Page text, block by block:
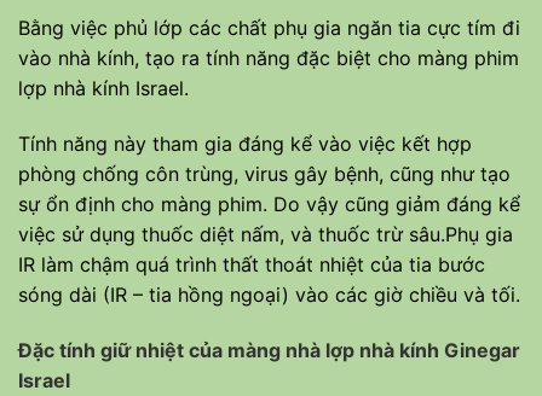
Bằng việc phủ lớp các chất phụ gia ngăn tia cực tím đi
vào nhà kính, tạo ra tính năng đặc biệt cho màng phim
lợp nhà kính Israel.
Tính năng này tham gia đáng kể vào việc kết hợp
phòng chống côn trùng, virus gây bệnh, cũng như tạo
sự ổn định cho màng phim. Do vậy cũng giảm đáng kể
việc sử dụng thuốc diệt nấm, và thuốc trừ sâu.Phụ gia
IR làm chậm quá trình thất thoát nhiệt của tia bước
sóng dài (IR – tia hồng ngoại) vào các giờ chiều và tối.
Đặc tính giữ nhiệt của màng nhà lợp nhà kính Ginegar
Israel